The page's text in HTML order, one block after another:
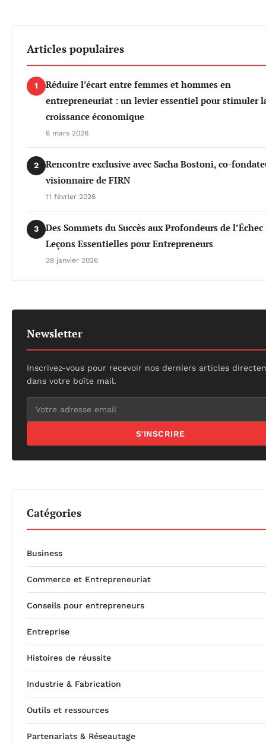
Articles populaires
1
Réduire l’écart entre femmes et hommes en
entrepreneuriat : un levier essentiel pour stimuler
croissance économique
6 mars 2026
2
Rencontre exclusive avec Sacha Bostoni, co-
visionnaire de FIRN
11 février 2026
3
Des Sommets du Succès aux Profondeurs de l’Échec
Leçons Essentielles pour Entrepreneurs
28 janvier 2026
Newsletter
Inscrivez-vous pour recevoir nos derniers articles
dans votre boîte mail.
S'INSCRIRE
Catégories
Business
Commerce et Entrepreneuriat
Conseils pour entrepreneurs
Entreprise
Histoires de réussite
Industrie & Fabrication
Outils et ressources
Partenariats & Réseautage